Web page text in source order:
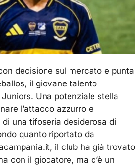
decisione sul mercato e punta
il giovane talento
Una potenziale stella
l’attacco azzurro e
di una tifoseria desiderosa di
quanto riportato da
il club ha già trovato
con il giocatore, ma c’è un